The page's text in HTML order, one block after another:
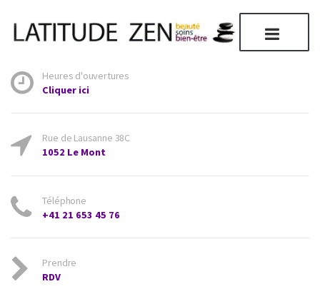
Heures d'ouvertures
Cliquer ici
Rue de Lausanne 38C
1052 Le Mont
Téléphone
+41 21 653 45 76
Prendre
RDV